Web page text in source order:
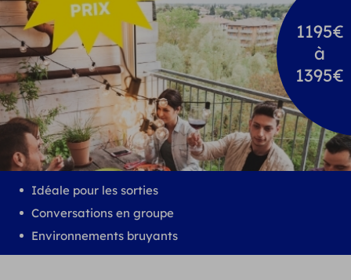
1195€
à
1395€
Idéale pour les sorties
Conversations en groupe
Environnements bruyants